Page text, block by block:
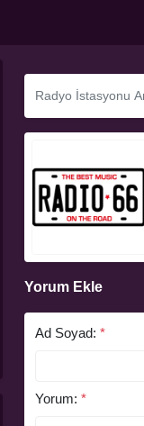
Yorum Ekle
Ad Soyad: *
Yorum: *